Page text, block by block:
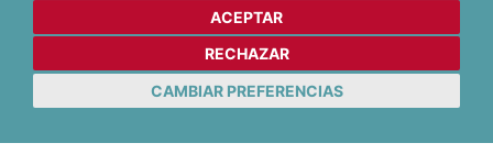
ACEPTAR
RECHAZAR
CAMBIAR PREFERENCIAS